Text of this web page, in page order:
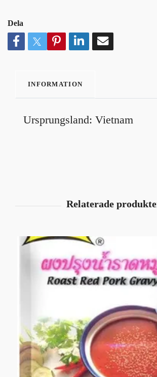
Dela
INFORMATION
Ursprungsland: Vietnam